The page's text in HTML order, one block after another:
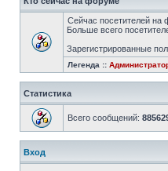
Сейчас посетителей на
Больше всего
Зарегистрированные
Легенда ::
Статистика
Всего сообщений:
Вход